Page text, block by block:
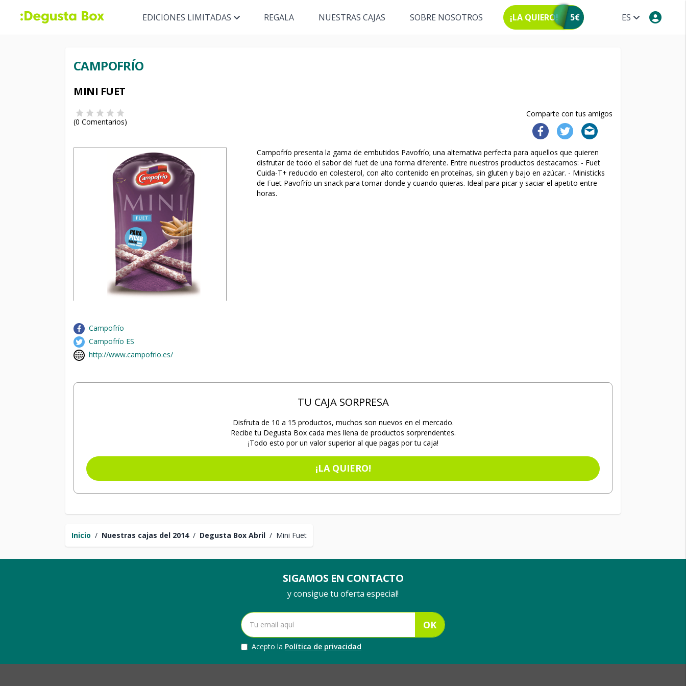
ES
EDICIONES LIMITADAS REGALA NUESTRAS CAJAS SOBRE NOSOTROS ¡LA QUIERO! 5€
Inicio / Nuestras cajas del 2014 / Degusta Box Abril / Mini Fuet
CAMPOFRÍO
MINI FUET
Comparte con tus amigos
(0 Comentarios)
Campofrío presenta la gama de embutidos Pavofrío; una alternativa perfecta para aquellos que quieren
disfrutar de todo el sabor del fuet de una forma diferente. Entre nuestros productos destacamos: - Fuet
Cuida-T+ reducido en colesterol, con alto contenido en proteínas, sin gluten y bajo en azúcar. - Ministicks
de Fuet Pavofrío un snack para tomar donde y cuando quieras. Ideal para picar y saciar el apetito entre
horas.
Campofrío
Campofrío ES
http://www.campofrio.es/
TU CAJA SORPRESA
Disfruta de 10 a 15 productos, muchos son nuevos en el mercado.
Recibe tu Degusta Box cada mes llena de productos sorprendentes.
¡Todo esto por un valor superior al que pagas por tu caja!
¡LA QUIERO!
SIGAMOS EN CONTACTO
y consigue tu oferta especial!
OK
Acepto la Política de privacidad